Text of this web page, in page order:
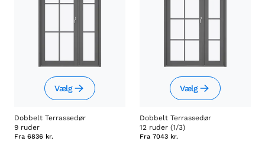
Vælg
Dobbelt Terrassedør
9 ruder
Fra 6836 kr.
Vælg
Dobbelt Terrassedør
12 ruder (1/3)
Fra 7043 kr.